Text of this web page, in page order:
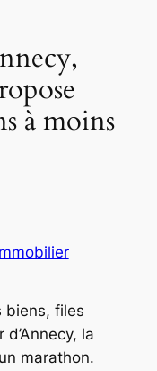
à moins
biens, files
la
marathon.